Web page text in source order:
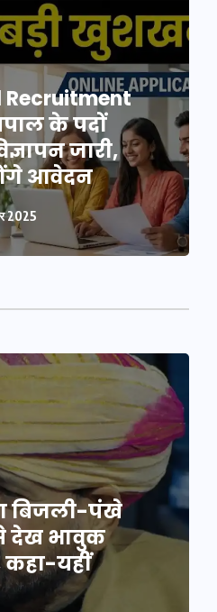
Recruitment
के पदों
जारी,
आवेदन
2025
बिजली-पंखे
देख भावुक
यहीं